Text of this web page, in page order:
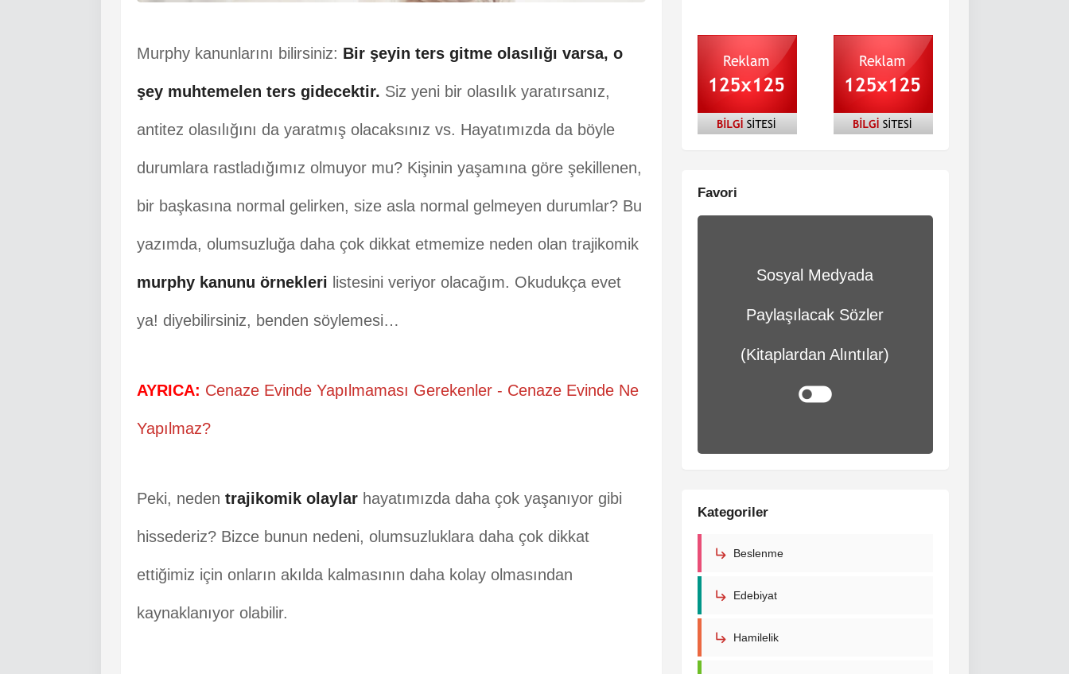
Murphy kanunlarını bilirsiniz: Bir şeyin ters gitme olasılığı varsa, o
şey muhtemelen ters gidecektir. Siz yeni bir olasılık yaratırsanız,
antitez olasılığını da yaratmış olacaksınız vs. Hayatımızda da böyle
durumlara rastladığımız olmuyor mu? Kişinin yaşamına göre şekillenen,
bir başkasına normal gelirken, size asla normal gelmeyen durumlar? Bu
yazımda, olumsuzluğa daha çok dikkat etmemize neden olan trajikomik
murphy kanunu örnekleri listesini veriyor olacağım. Okudukça evet
ya! diyebilirsiniz, benden söylemesi…
AYRICA: Cenaze Evinde Yapılmaması Gerekenler - Cenaze Evinde Ne
Yapılmaz?
Peki, neden trajikomik olaylarhayatımızda daha çok yaşanıyor gibi
hissederiz? Bizce bunun nedeni, olumsuzluklara daha çok dikkat
ettiğimiz için onların akılda kalmasının daha kolay olmasından
kaynaklanıyor olabilir.
Favori
Sosyal Medyada
Paylaşılacak Sözler
(Kitaplardan Alıntılar)
Kategoriler
Beslenme
Edebiyat
Hamilelik